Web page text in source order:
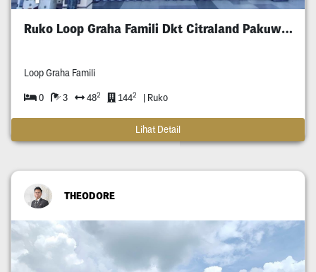
Ruko Loop Graha Famili Dkt Citraland Pakuwon
Loop Graha Famili
0 3 482 1442 | Ruko
Lihat Detail
THEODORE